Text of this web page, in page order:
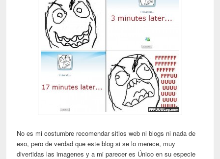
No es mi costumbre recomendar sitios web ni blogs ni nada de
eso, pero de verdad que este blog si se lo merece, muy
divertidas las imagenes y a mi parecer es Único en su especie